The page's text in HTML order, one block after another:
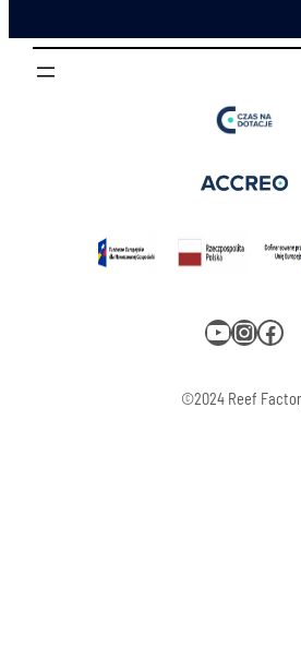
YouTube Instagram Facebook
©2024 Reef